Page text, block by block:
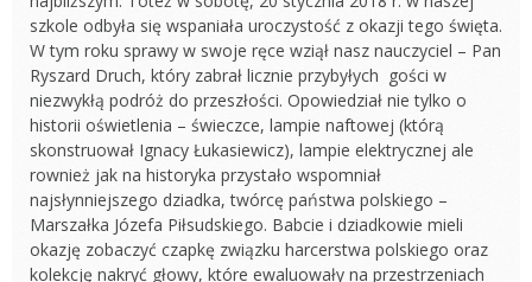
szkole odbyła się wspaniała uroczystość z okazji tego święta.
W tym roku sprawy w swoje ręce wziął nasz nauczyciel – Pan
Ryszard Druch, który zabrał licznie przybyłych gości w
niezwykłą podróż do przeszłości. Opowiedział nie tylko o
historii oświetlenia – świeczce, lampie naftowej (którą
skonstruował Ignacy Łukasiewicz), lampie elektrycznej ale
rownież jak na historyka przystało wspomniał
najsłynniejszego dziadka, twórcę państwa polskiego –
Marszałka Józefa Piłsudskiego. Babcie i dziadkowie mieli
okazję zobaczyć czapkę związku harcerstwa polskiego oraz
kolekcję nakryć głowy, które ewaluowały na przestrzeniach